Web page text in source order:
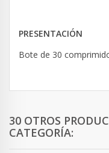
PRESENTACIÓN
Bote de 30
30 OTROS
CATEGORÍA: